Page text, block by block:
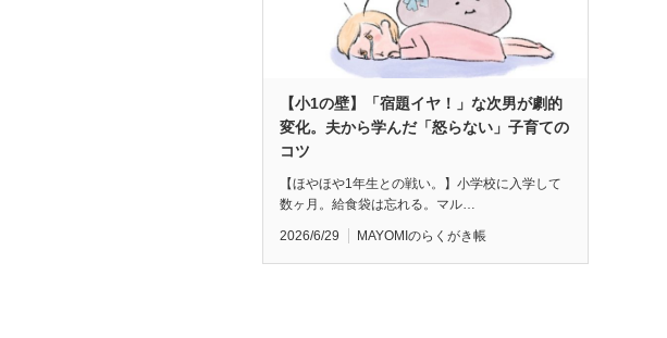
【小1の壁】「宿題イヤ！」な次男が劇的
変化。夫から学んだ「怒らない」子育ての
コツ
【ほやほや1年生との戦い。】小学校に入学して
数ヶ月。給食袋は忘れる。マル…
2026/6/29 MAYOMIのらくがき帳